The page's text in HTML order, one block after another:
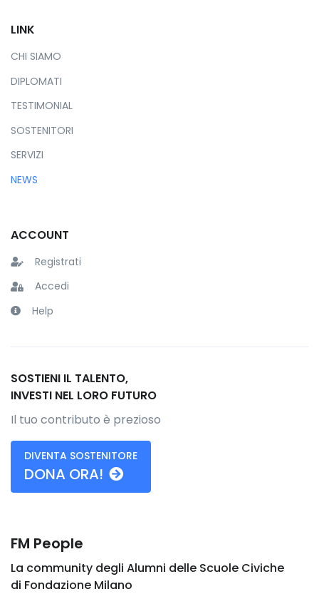
LINK
CHI SIAMO
DIPLOMATI
TESTIMONIAL
SOSTENITORI
SERVIZI
NEWS
ACCOUNT
Registrati
Accedi
Help
SOSTIENI IL TALENTO,
INVESTI NEL LORO FUTURO
Il tuo contributo è prezioso
DIVENTA SOSTENITORE
DONA ORA!
FM People
La community degli Alumni delle Scuole Civiche
di Fondazione Milano